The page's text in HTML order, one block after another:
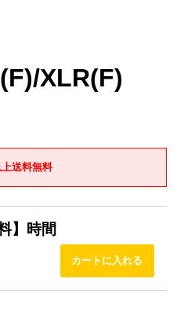
XLR(F)
送料無料
】時間